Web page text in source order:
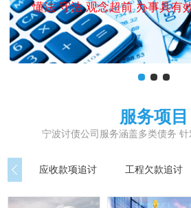
懂法 守法 观念超前 办事具有
服务项目
宁波讨债公司服务涵盖多类债务
应收款项追讨 工程欠款追讨